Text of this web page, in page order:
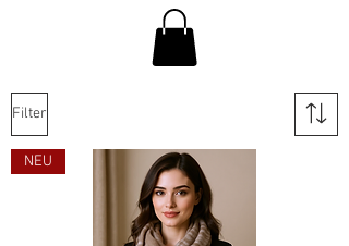
Filter
NEU